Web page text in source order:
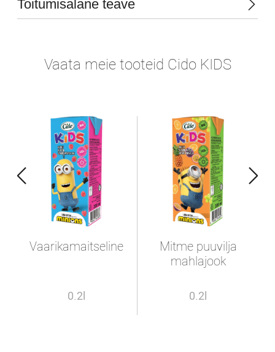
Toitumisalane teave
Vaata meie tooteid Cido KIDS
Vaarikamaitseline
0.2l
Mitme puuvilja
mahlajook
0.2l